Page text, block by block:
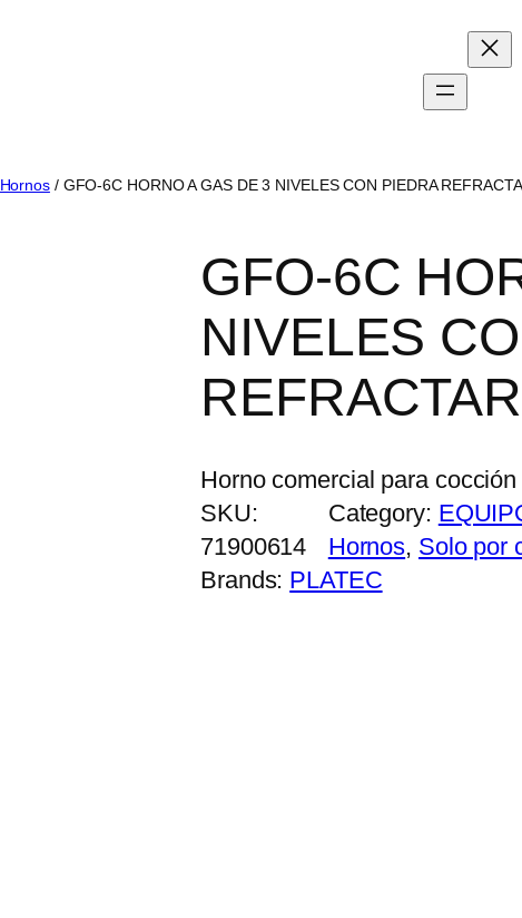
Hornos/ GFO-6C HORNO A GAS DE 3 NIVELES CON PIEDRA
GFO-6C
NIVELES
Horno comercial para
SKU:
71900614
Category:
Hornos, Solo por
Brands: PLATEC